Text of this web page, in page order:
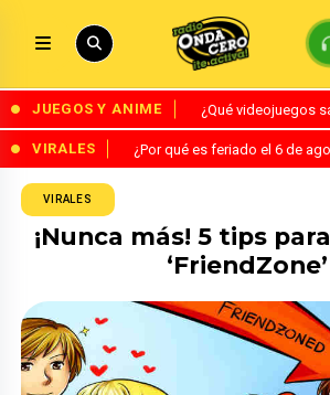
JUEGOS Y ANIME ¿Qué videojuegos
VIRALES ¿Por qué es feriado el 6 de
VIRALES
¡Nunca más! 5 tips
‘FriendZone’